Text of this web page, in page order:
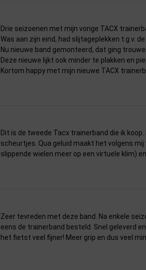
Drie seizoenen met mijn vorige TACX
Was aan zijn eind, had slijtageplekken t.g.v.
Nu nieuwe band gemonteerd, dat ging
Deze nieuwe lijkt ook minder te plakken en
Kortom happy met mijn nieuwe TACX
Dit is de tweede Tacx trainerband die ik
scheurtjes. Qua geluid maakt het volgens
slippende wielen meer op een virtuele klim)
Zeer tevreden met deze band. Na enkele
eens de trainerband besteld. Snel geleverd
het fietst veel fijner! Meer grip en dus veel